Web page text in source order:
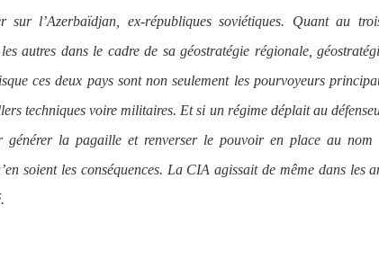
l’Azerbaïdjan, ex-républiques soviétiques. Quant au
autres dans le cadre de sa géostratégie régionale,
ces deux pays sont non seulement les pourvoyeurs
techniques voire militaires. Et si un régime déplait au
la pagaille et renverser le pouvoir en place au nom
soient les conséquences. La CIA agissait de même dans les